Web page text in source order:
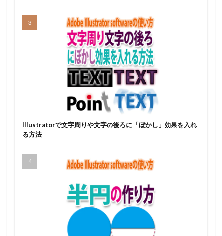
Illustratorで文字周りや文字の後ろに「ぼかし」効果を入れ
る方法